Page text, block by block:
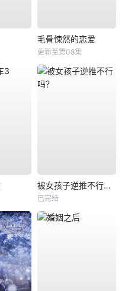
毛骨悚然的恋爱
更新至第08集
被女孩子逆推不行吗？
已完结